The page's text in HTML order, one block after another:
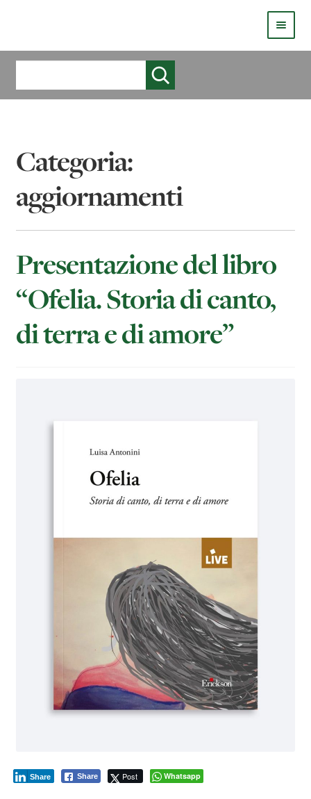
HOMEPAGE
COS’È LIVE
CATALOGO
AUTORI
COME PUBBLICARE
COME ACQUISTARE UN LIBRO ERICKSONLIVE?
VIDEO
IL MIO PROFILO
Categoria:
aggiornamenti
Presentazione del libro
“Ofelia. Storia di canto,
di terra e di amore”
Share Post
Share Whatsapp